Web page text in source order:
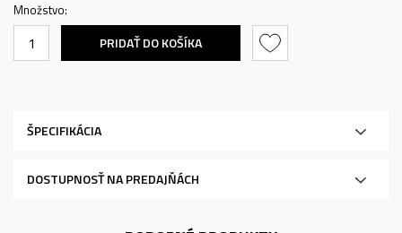
Množstvo:
PRIDAŤ DO KOŠÍKA
ŠPECIFIKÁCIA
DOSTUPNOSŤ NA PREDAJŇÁCH